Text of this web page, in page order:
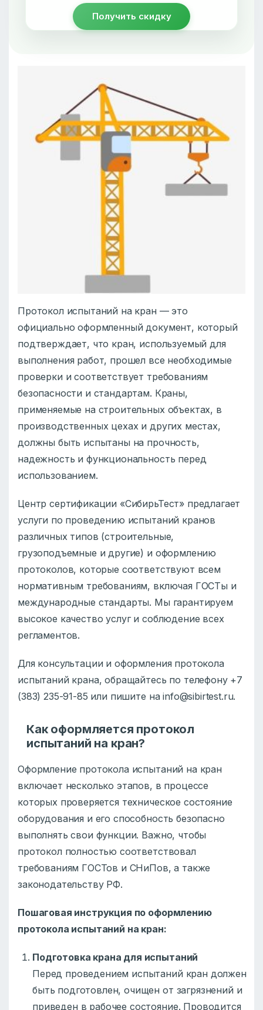
Получить скидку
Протокол испытаний на кран — это
официально оформленный документ, который
подтверждает, что кран, используемый для
выполнения работ, прошел все необходимые
проверки и соответствует требованиям
безопасности и стандартам. Краны,
применяемые на строительных объектах, в
производственных цехах и других местах,
должны быть испытаны на прочность,
надежность и функциональность перед
использованием.
Центр сертификации «СибирьТест» предлагает
услуги по проведению испытаний кранов
различных типов (строительные,
грузоподъемные и другие) и оформлению
протоколов, которые соответствуют всем
нормативным требованиям, включая ГОСТы и
международные стандарты. Мы гарантируем
высокое качество услуг и соблюдение всех
регламентов.
Для консультации и оформления протокола
испытаний крана, обращайтесь по телефону +7
(383) 235-91-85 или пишите на info@sibirtest.ru.
Как оформляется протокол
испытаний на кран?
Оформление протокола испытаний на кран
включает несколько этапов, в процессе
которых проверяется техническое состояние
оборудования и его способность безопасно
выполнять свои функции. Важно, чтобы
протокол полностью соответствовал
требованиям ГОСТов и СНиПов, а также
законодательству РФ.
Пошаговая инструкция по оформлению
протокола испытаний на кран:
Подготовка крана для испытаний
Перед проведением испытаний кран должен
быть подготовлен, очищен от загрязнений и
приведен в рабочее состояние. Проводится